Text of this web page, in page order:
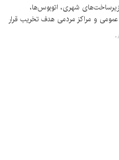
زیرساخت‌های شهری، اتوبوس‌ها،
و مراکز مردمی هدف تخریب قرار
صرف در عمران و رفاه عمومی، باید
مردم جبران شود. حال پرسش این است:
و خشونت شود؟